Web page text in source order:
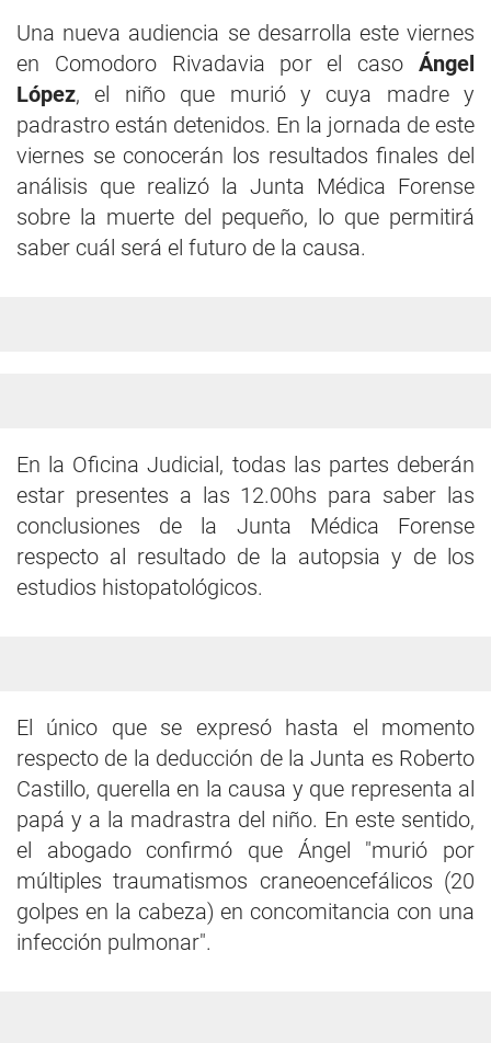
Una nueva audiencia se desarrolla este viernes
en Comodoro Rivadavia por el caso Ángel
López, el niño que murió y cuya madre y
padrastro están detenidos. En la jornada de este
viernes se conocerán los resultados finales del
análisis que realizó la Junta Médica Forense
sobre la muerte del pequeño, lo que permitirá
saber cuál será el futuro de la causa.
En la Oficina Judicial, todas las partes deberán
estar presentes a las 12.00hs para saber las
conclusiones de la Junta Médica Forense
respecto al resultado de la autopsia y de los
estudios histopatológicos.
El único que se expresó hasta el momento
respecto de la deducción de la Junta es Roberto
Castillo, querella en la causa y que representa al
papá y a la madrastra del niño. En este sentido,
el abogado confirmó que Ángel "murió por
múltiples traumatismos craneoencefálicos (20
golpes en la cabeza) en concomitancia con una
infección pulmonar".